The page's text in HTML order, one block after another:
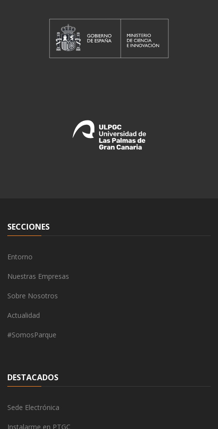
SECCIONES
Entorno
Nuestras Empresas
Sobre Nosotros
Actualidad
#SomosParque
DESTACADOS
Sede Electrónica
Instalarme en PTGC